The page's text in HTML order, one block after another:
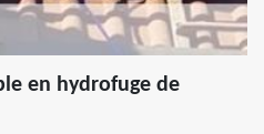
en hydrofuge de